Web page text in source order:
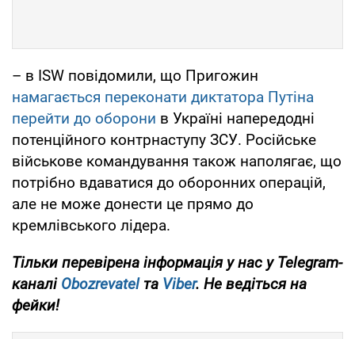
– в ISW повідомили, що Пригожин
намагається переконати диктатора Путіна
перейти до оборони в Україні напередодні
потенційного контрнаступу ЗСУ. Російське
військове командування також наполягає, що
потрібно вдаватися до оборонних операцій,
але не може донести це прямо до
кремлівського лідера.
Тільки перевірена інформація у нас у Telegram-
каналі Obozrevatelта Viber. Не ведіться на
фейки!